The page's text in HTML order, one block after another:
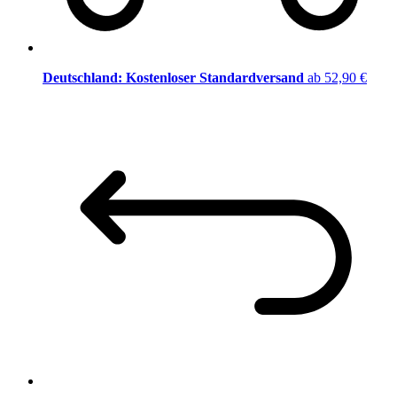
Deutschland: Kostenloser Standardversand ab 52,90 €